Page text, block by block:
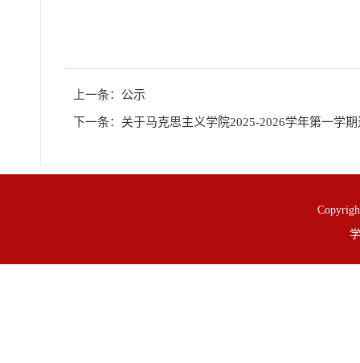
上一条： ​公示
下一条： 关于马克思主义学院2025-2026学年第一学